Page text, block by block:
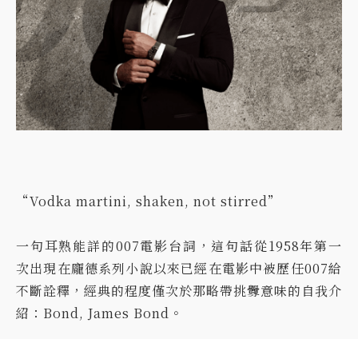
“Vodka martini, shaken, not stirred”
一句耳熟能詳的007電影台詞，這句話從1958年第一
次出現在龐德系列小說以來已經在電影中被歷任007給
不斷詮釋，經典的程度僅次於那略帶挑釁意味的自我介
紹：Bond, James Bond。